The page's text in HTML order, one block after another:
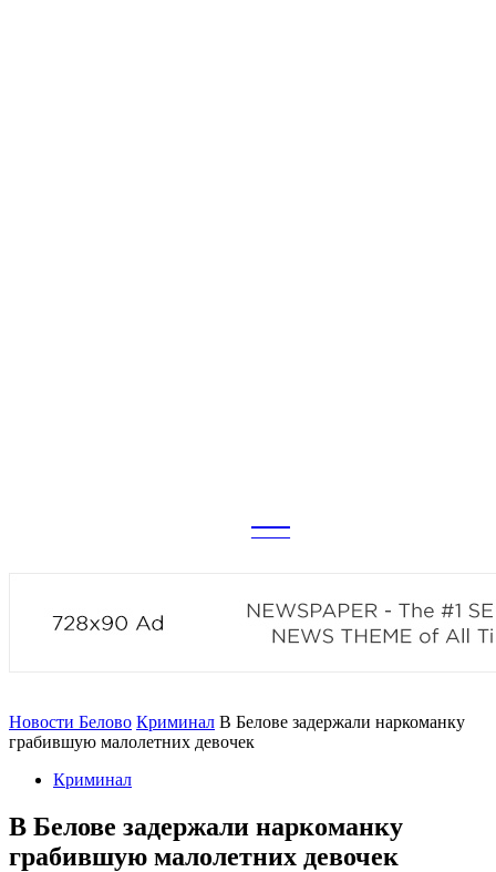
news
Новости Белово Криминал В Белове задержали наркоманку
грабившую малолетних девочек
Криминал
В Белове задержали наркоманку
грабившую малолетних девочек